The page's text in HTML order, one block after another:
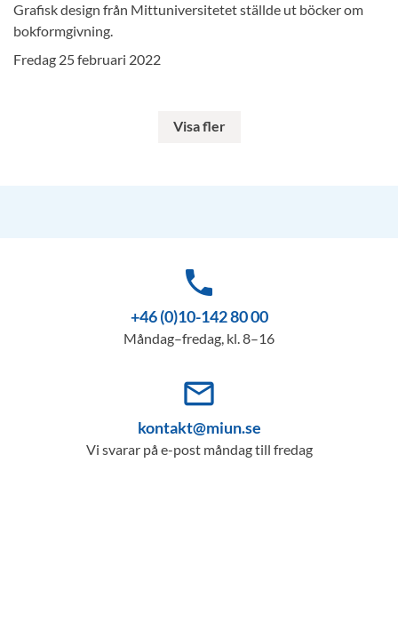
Grafisk design från Mittuniversitetet ställde ut böcker om
bokformgivning.
Fredag 25 februari 2022
Visa fler
phone
+46 (0)10-142 80 00
Måndag–fredag, kl. 8–16
mail_outline
kontakt@miun.se
Vi svarar på e-post måndag till fredag